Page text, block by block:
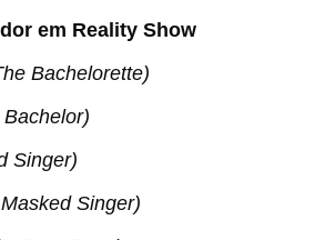
em Reality Show
Bachelorette)
Bachelor)
Singer)
Singer)